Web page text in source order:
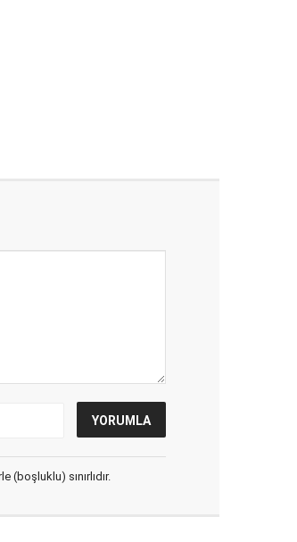
sınırlıdır.